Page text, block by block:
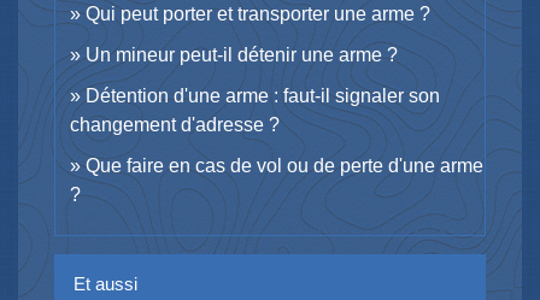
Qui peut porter et transporter une arme ?
Un mineur peut-il détenir une arme ?
Détention d'une arme : faut-il signaler son
changement d'adresse ?
Que faire en cas de vol ou de perte d'une arme
?
Et aussi